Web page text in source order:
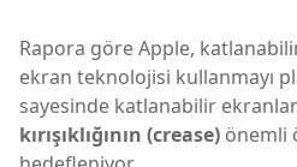
Rapora göre Apple,
ekran teknolojisi kullanmayı
sayesinde katlanabilir
kırışıklığının (crease) önemli